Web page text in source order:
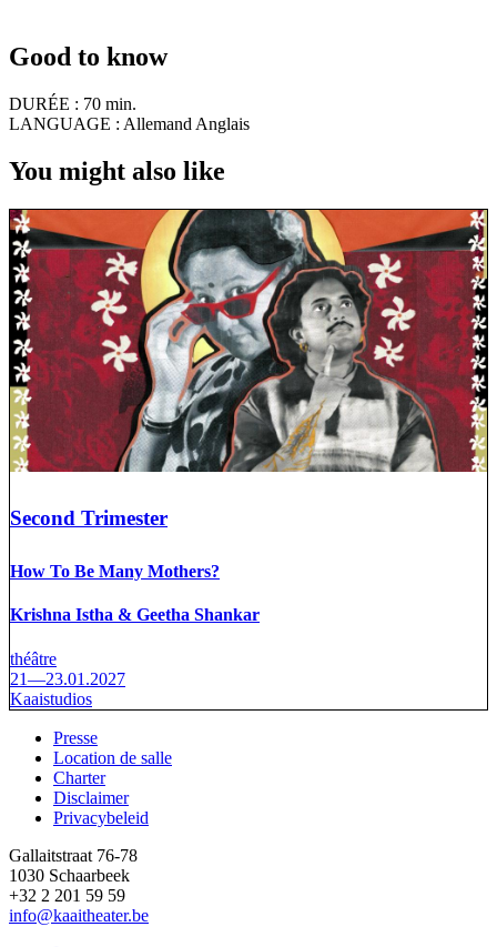
Good to know
DURÉE : 70 min.
LANGUAGE : Allemand Anglais
You might also like
Second Trimester
How To Be Many Mothers?
Krishna Istha & Geetha Shankar
théâtre
21—23.01.2027
Kaaistudios
Footer
Presse
Location de salle
Charter
Disclaimer
Privacybeleid
Gallaitstraat 76-78
1030 Schaarbeek
+32 2 201 59 59
info@kaaitheater.be